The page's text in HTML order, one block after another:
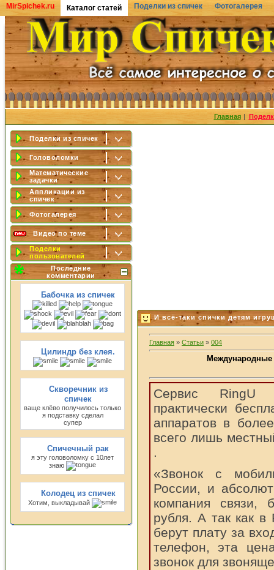
MirSpichek.ru Каталог статей Поделки из спичек Фотогалерея
Главная |
Поделки из спичек
Головоломки
Математические
задачки
Аппликации из
спичек
Фотогалерея
Видео по теме
Поделки
пользователей
Последние
комментарии
Бабочка из спичек
Цилиндр без клея.
Скворечник из
спичек
ваще клёво получилось только
я подставку сделал
супер
Спичечный рак
я эту головоломку с 10лет
знаю
Колодец из спичек
Хотим, выкладывай
И всё-таки спички детям
Главная » Статьи » 004
Сервис RingU
практически
аппаратов в
всего лишь
.
«Звонок с
России, и
компания связи,
рубля. А так как в
берут плату за
телефон, эта
звонок для